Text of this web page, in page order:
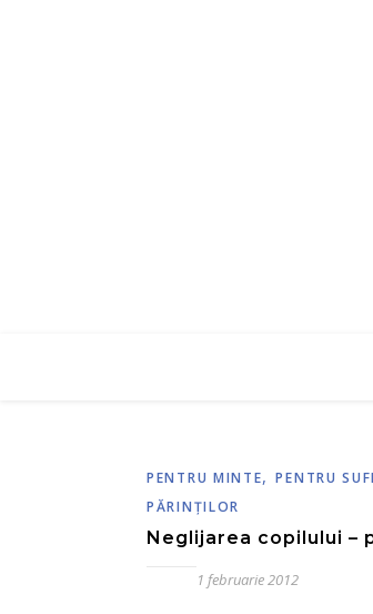
PENTRU MINTE,PENTRU
PĂRINŢILOR
Neglijarea copilului –
1 februarie 2012